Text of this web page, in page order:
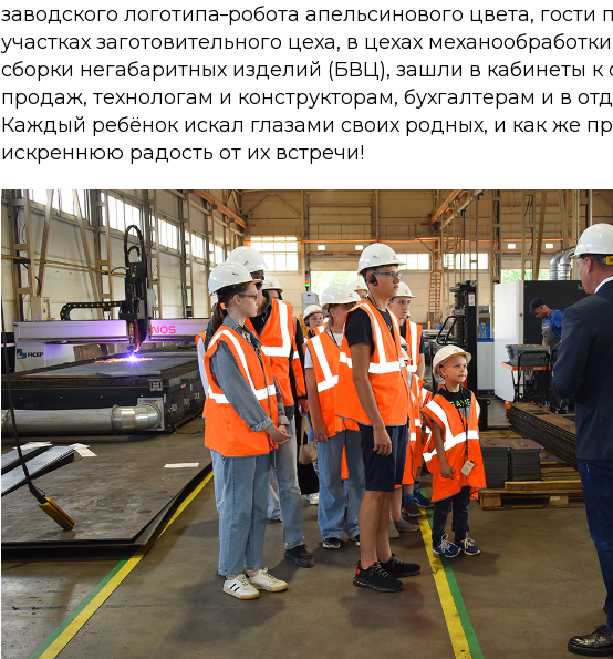
заводского логотипа-робота апельсинового цвета, гости
участках заготовительного цеха, в цехах
сборки негабаритных изделий (БВЦ), зашли в кабинеты к
продаж, технологам и конструкторам, бухгалтерам и в
Каждый ребёнок искал глазами своих родных, и как же
искреннюю радость от их встречи!